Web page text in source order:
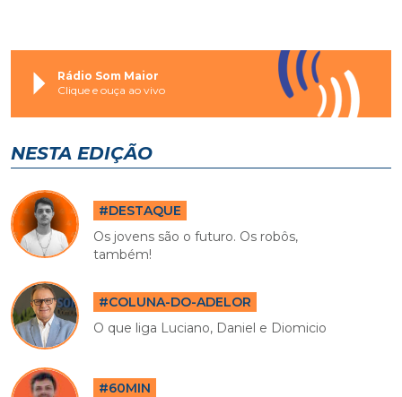
Rádio Som Maior
Clique e ouça ao vivo
NESTA EDIÇÃO
#DESTAQUE
Os jovens são o futuro. Os robôs,
também!
#COLUNA-DO-ADELOR
O que liga Luciano, Daniel e Diomicio
#60MIN